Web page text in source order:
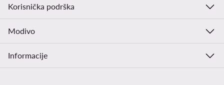
Korisnička podrška
Modivo
Informacije